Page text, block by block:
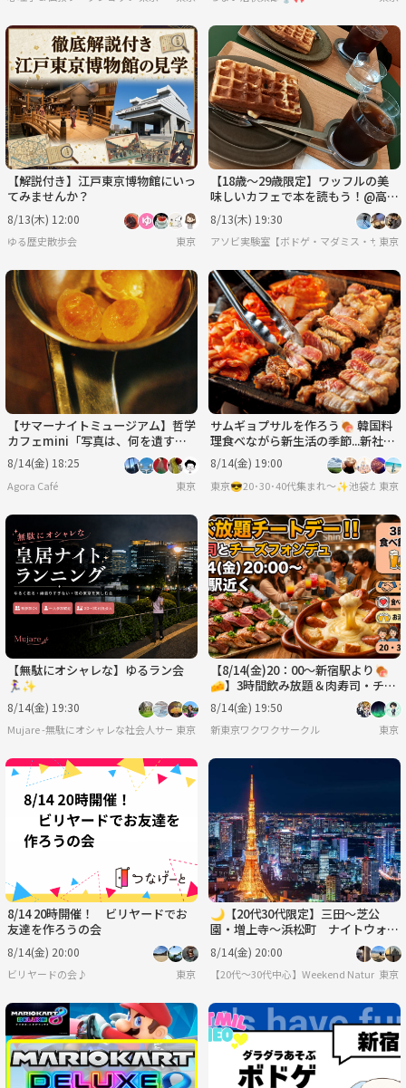
【解説付き】江戸東京博物館にいっ
てみませんか？
8/13(木) 12:00
ゆる歴史散歩会 東京
【18歳〜29歳限定】ワッフルの美
味しいカフェで本を読もう！@高輪
ゲートウェイ
8/13(木) 19:30
アソビ実験室【ボドゲ・マダミス・サバゲ
東京
【サマーナイトミュージアム】哲学
カフェmini「写真は、何を遺すの
か？」@ 東京写真美術館※年齢制
限有
8/14(金) 18:25
Agora Café 東京
サムギョプサルを作ろう🍖 韓国料
理食べながら新生活の季節...新社会
もベテランも皆で交流しちゃおう
🌸
8/14(金) 19:00
東京
【無駄にオシャレな】ゆるラン会
🏃‍♀️✨
8/14(金) 19:30
Mujare -無駄にオシャレな社会人サークル-
東京
【8/14(金)20：00〜新宿駅より🍖
🧀】3時間飲み放題＆肉寿司・チー
ズフォンデュ食べ放題で気軽に友達
作り✨
8/14(金) 19:50
新東京ワクワクサークル 東京
8/14 20時開催！ ビリヤードでお
友達を作ろうの会
8/14(金) 20:00
ビリヤードの会♪ 東京
🌙【20代30代限定】三田〜芝公
園・増上寺〜浜松町 ナイトウォー
クを通して友達を作ろうの会🌙🌉
8/14(金) 20:00
【20代〜30代中心】Weekend Nature 東京